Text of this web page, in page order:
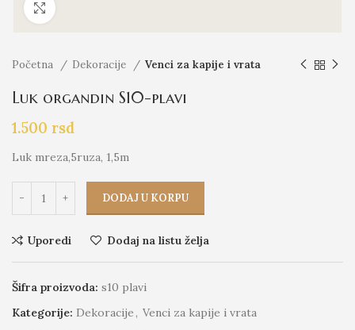
Početna Dekoracije Venci za kapije i vrata
Luk organdin S10-plavi
1.500 rsd
Luk mreza,5ruza, 1,5m
DODAJ U KORPU
Uporedi Dodaj na listu želja
Šifra proizvoda: s10 plavi
Kategorije: Dekoracije, Venci za kapije i vrata